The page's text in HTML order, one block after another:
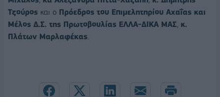
Τζούρος και ο Πρόεδρος του Επιμελητηρίου Αχαΐας και
Μέλος Δ.Σ. της Πρωτοβουλίας ΕΛΛΑ-ΔΙΚΑ ΜΑΣ, κ.
Πλάτων Μαρλαφέκας.